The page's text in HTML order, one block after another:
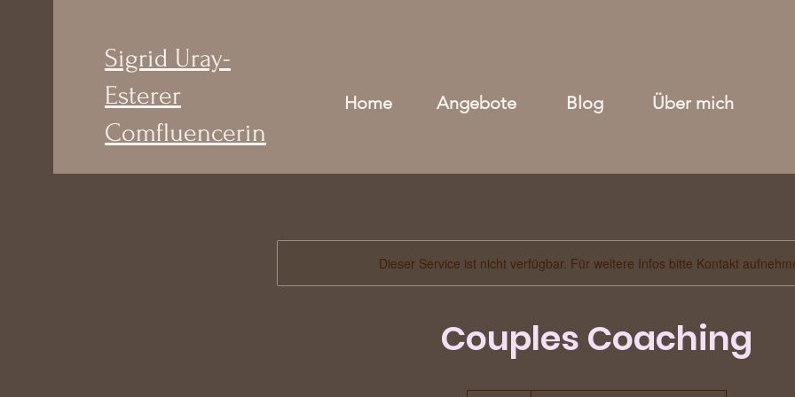
Sigrid Uray-
Esterer
Comfluencerin
Home Angebote Blog Über mich
Dieser Service ist nicht verfügbar. Für weitere Infos bitte Kontakt
Couples Coaching